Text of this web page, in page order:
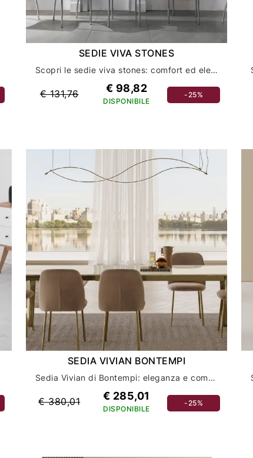
SEDIE VIVA STONES
Scopri le sedie viva stones: comfort ed eleganza per il tuo arredamento casa
€ 131,76 € 98,82
DISPONIBILE
-25%
SEDIA VIVIAN BONTEMPI
Sedia Vivian di Bontempi: eleganza e comfort per il tuo arredamento casa
€ 380,01 € 285,01
DISPONIBILE
-25%